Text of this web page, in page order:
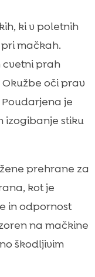
ki v poletnih
mačkah.
cvetni prah
oči prav
je
izogibanje stiku
prehrane za
kot je
in odpornost
na mačkine
škodljivim